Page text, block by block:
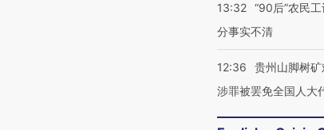
13:32 “90后”农民
分事实不清
12:36
贵州山脚树
涉罪被罢免全国人大